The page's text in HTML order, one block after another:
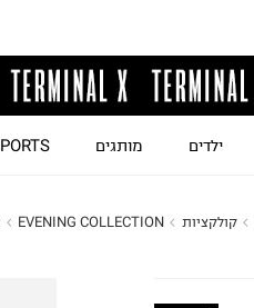
ילדים מותגים
קולקציות EVENING COLLECTION